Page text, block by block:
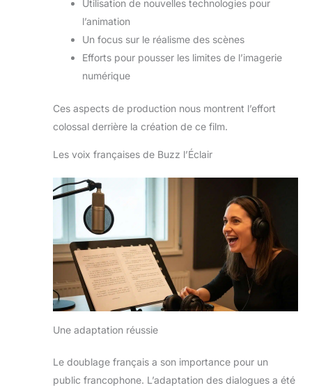
Utilisation de nouvelles technologies pour
l’animation
Un focus sur le réalisme des scènes
Efforts pour pousser les limites de l’imagerie
numérique
Ces aspects de production nous montrent l’effort
colossal derrière la création de ce film.
Les voix françaises de Buzz l’Éclair
Une adaptation réussie
Le doublage français a son importance pour un
public francophone. L’adaptation des dialogues a été